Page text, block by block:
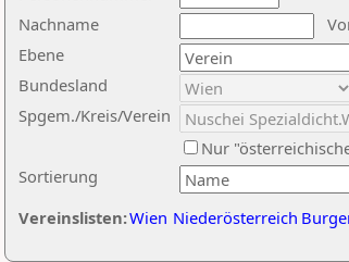
Nachname
Ebene
Sortierung
Bundesland
Spgem./Kreis/Verein
Nur
Vereinslisten:Wien Niederösterreich